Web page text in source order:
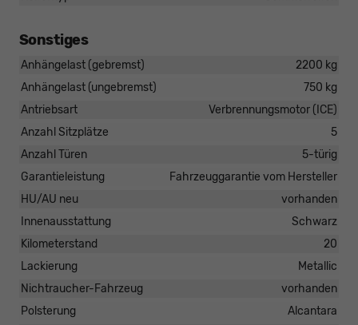
Sonstiges
Anhängelast (gebremst)
2200 kg
Anhängelast (ungebremst)
750 kg
Antriebsart
Verbrennungsmotor (ICE)
Anzahl Sitzplätze
5
Anzahl Türen
5-türig
Garantieleistung
Fahrzeuggarantie vom Hersteller
HU/AU neu
vorhanden
Innenausstattung
Schwarz
Kilometerstand
20
Lackierung
Metallic
Nichtraucher-Fahrzeug
vorhanden
Polsterung
Alcantara